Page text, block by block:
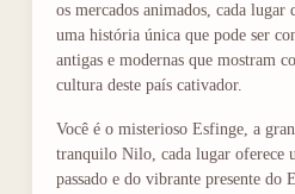
os mercados animados, cada lugar
uma história única que pode ser
antigas e modernas que mostram
cultura deste país cativador.
Você é o misterioso Esfinge, a
tranquilo Nilo, cada lugar oferece
passado e do vibrante presente do